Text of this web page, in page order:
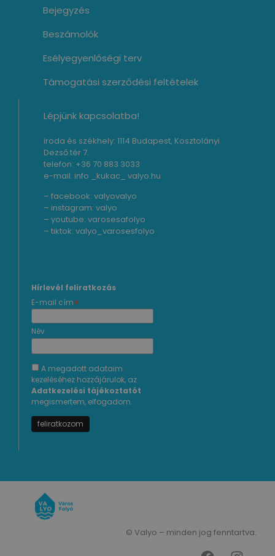
Bejegyzés
Beszámolók
Esélyegyenlőségi terv
Támogatási szerződési feltételek
Lépjünk kapcsolatba!
iroda és székhely: 1114 Budapest, Kosztolányi
Dezső tér 7.
telefon: +36 70 883 3033
e-mail: info _kukac_ valyo.hu
– facebook: valyovalyo
– instagram: valyo
– youtube: varosesafolyo
– tiktok: valyo_varosesfolyo
Hírlevél feliratkozás
E-mail cím*
Név
A megadott adataim
kezeléséhez hozzájárulok, az
Adatkezelési tájékoztatót
megismertem, elfogadom.
© Valyo – minden jog fenntartva.